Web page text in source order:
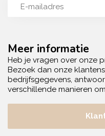
Meer informatie
Heb je vragen over onze
Bezoek dan onze
bedrijfsgegevens,
verschillende manieren